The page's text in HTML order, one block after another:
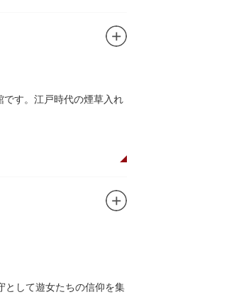
として明治の雰囲気が体
ができます。現在、一般
す。江戸時代の煙草入れ
として遊女たちの信仰を集